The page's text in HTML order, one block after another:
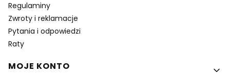
Regulaminy
Zwroty i reklamacje
Pytania i odpowiedzi
Raty
MOJE KONTO